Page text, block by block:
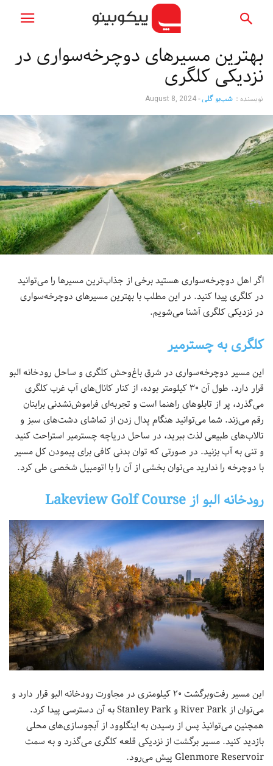
بهترین مسیرهای دوچرخه‌سواری در
نزدیکی کلگری
نویسنده : شب‌بو گلی-
August 8, 2024
اگر اهل دوچرخه‌‌سواری هستید برخی از جذاب‌ترین مسیرها را می‌توانید
در کلگری پیدا کنید. در این مطلب با بهترین مسیرهای دوچرخه‌سواری
در نزدیکی کلگری آشنا می‌شویم.
کلگری به چسترمیر
این مسیر دوچرخه‌سواری در شرق باغ‌وحش کلگری و ساحل رودخانه البو
قرار دارد. طول آن ۳۰ کیلومتر بوده، از کنار کانال‌های آب غرب کلگری
می‌گذرد، پر از تابلوهای راهنما است و تجربه‌ای فراموش‌‌نشدنی برایتان
رقم می‌زند. شما می‌توانید هنگام پدال زدن از تماشای دشت‌های سبز و
تالاب‌های طبیعی لذت ببرید، در ساحل دریاچه چسترمیر استراحت کنید
و تنی به آب بزنید. در صورتی که توان بدنی کافی برای پیمودن کل مسیر
با دوچرخه را ندارید می‌توان بخشی از آن را با اتومبیل شخصی طی کرد.
رودخانه البو از Lakeview Golf Course
این مسیر رفت‌وبرگشت ۲۰ کیلومتری در مجاورت رودخانه البو قرار دارد و
می‌توان از River Park و Stanley Park به آن دسترسی پیدا کرد.
همچنین می‌توانیذ پس از رسیدن به اینگلوود از آبجوسازی‌های محلی
بازدید کنید. مسیر برگشت از نزدیکی قلعه کلگری می‌گذرد و به سمت
Glenmore Reservoir پیش می‌رود.